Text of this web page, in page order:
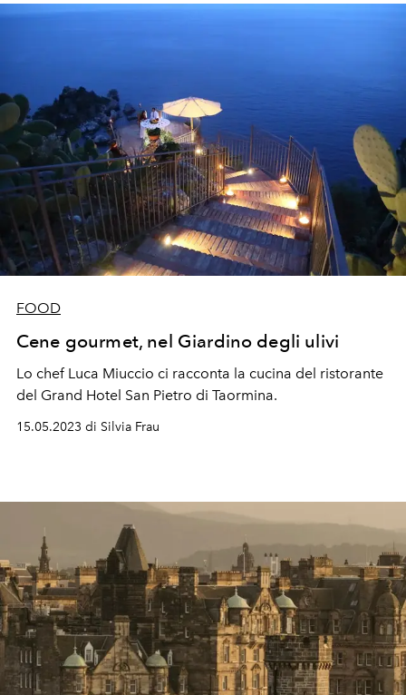
FOOD
Cene gourmet, nel Giardino degli ulivi
Lo chef Luca Miuccio ci racconta la cucina del ristorante
del Grand Hotel San Pietro di Taormina.
15.05.2023 di Silvia Frau